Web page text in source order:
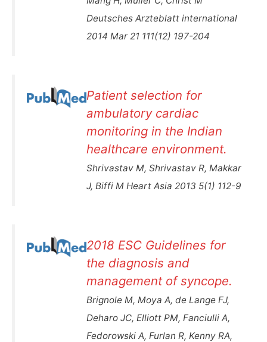
Deutsches Arzteblatt international
2014 Mar 21 111(12) 197-204
Patient selection for
ambulatory cardiac
monitoring in the Indian
healthcare environment.
Shrivastav M, Shrivastav R, Makkar
J, Biffi M Heart Asia 2013 5(1) 112-9
2018 ESC Guidelines for
the diagnosis and
management of syncope.
Brignole M, Moya A, de Lange FJ,
Deharo JC, Elliott PM, Fanciulli A,
Fedorowski A, Furlan R, Kenny RA,